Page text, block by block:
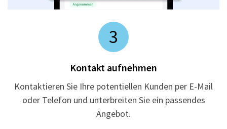
3
Kontakt aufnehmen
Kontaktieren Sie Ihre potentiellen Kunden per E-Mail
oder Telefon und unterbreiten Sie ein passendes
Angebot.